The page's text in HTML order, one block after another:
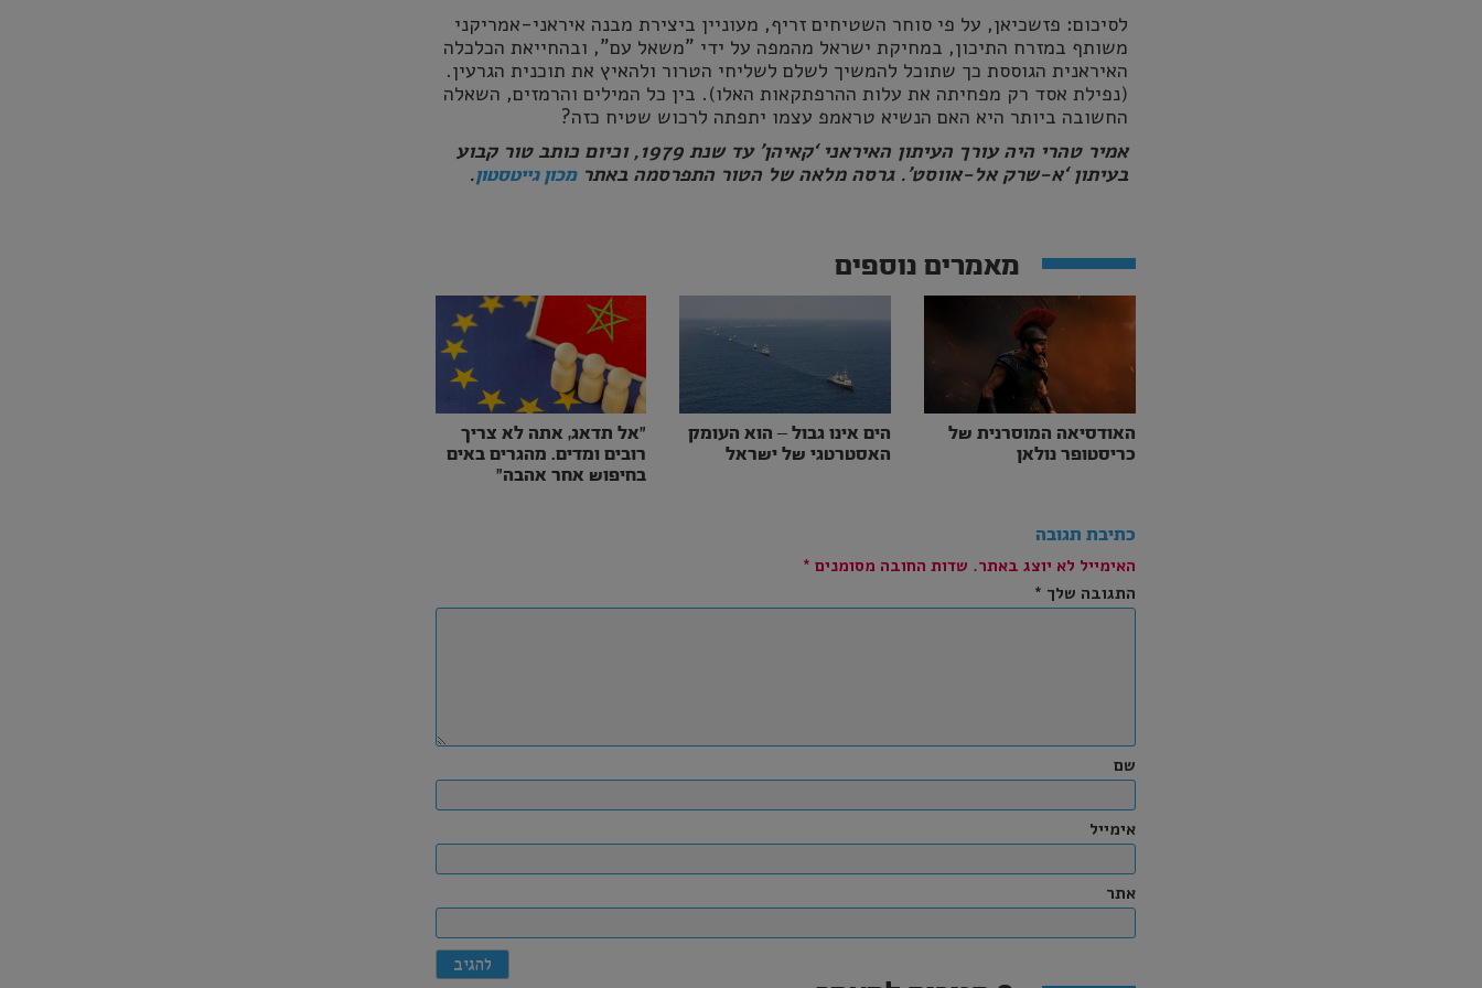
לסיכום: פזשכיאן, על פי סוחר השטיחים זריף, מעוניין ביצירת מבנה איראני-אמריקני
משותף במזרח התיכון, במחיקת ישראל מהמפה על ידי "משאל עם", ובהחייאת הכלכלה
האיראנית הגוססת כך שתוכל להמשיך לשלם לשליחי הטרור ולהאיץ את תוכנית הגרעין.
(נפילת אסד רק מפחיתה את עלות ההרפתקאות האלו). בין כל המילים והרמזים, השאלה
החשובה ביותר היא האם הנשיא טראמפ עצמו יתפתה לרכוש שטיח כזה?
אמיר טהרי היה עורך העיתון האיראני ‘קאיהן’ עד שנת 1979, וכיום כותב טור קבוע
בעיתון ‘א-שרק אל-אווסט’. גרסה מלאה של הטור התפרסמה באתרמכון גייטסטון.
מאמרים נוספים
האודסיאה המוסרנית של
כריסטופר נולאן
הים אינו גבול – הוא העומק
האסטרטגי של ישראל
״אל תדאג, אתה לא צריך
רובים ומדים. מהגרים באים
בחיפוש אחר אהבה״
כתיבת תגובה
האימייל לא יוצג באתר. שדות החובה מסומנים *
התגובה שלך *
שם
אימייל
אתר